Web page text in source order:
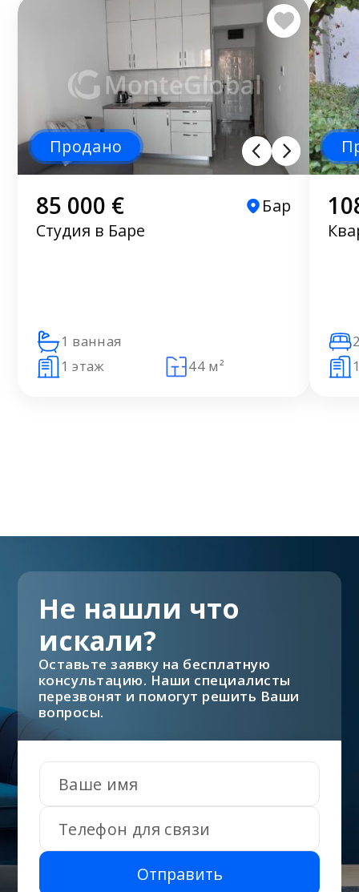
Продано
85 000 €
Бар
Студия в Баре
1 ванная
1 этаж
44 м²
Отправить
Не нашли что
искали?
Оставьте заявку на бесплатную
консультацию. Наши специалисты
перезвонят и помогут решить Ваши
вопросы.